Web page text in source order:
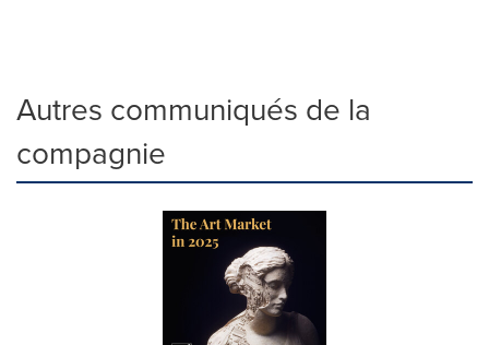
Autres communiqués de la
compagnie